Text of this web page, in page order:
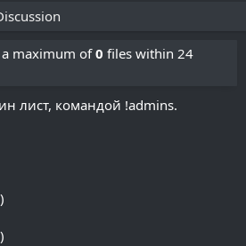
a maximum of0 files within 24
лист, командой !admins.